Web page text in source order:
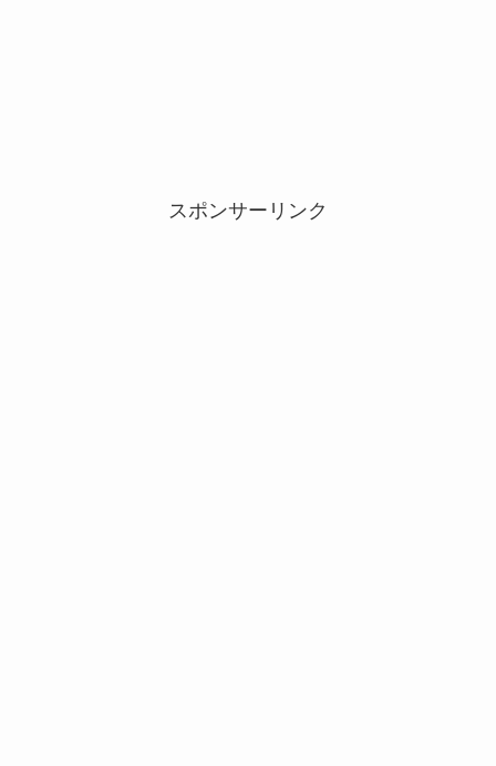
スポンサーリンク